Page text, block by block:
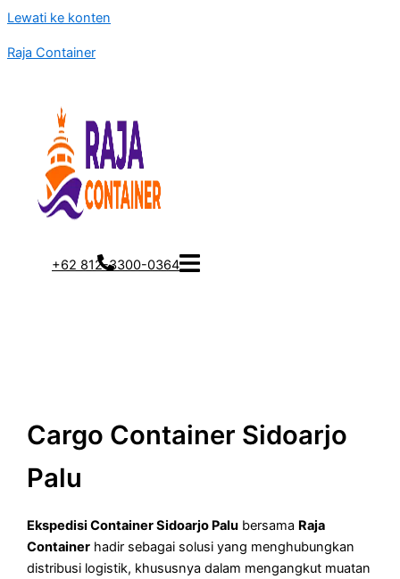
Lewati ke konten
Raja Container
+62 812-3300-0364
Cargo Container Sidoarjo
Palu
Ekspedisi Container Sidoarjo Palu bersama Raja
Container hadir sebagai solusi yang menghubungkan
distribusi logistik, khususnya dalam mengangkut muatan